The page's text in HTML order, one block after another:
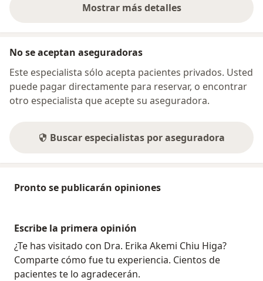
Mostrar más detalles
sobre la dirección
No se aceptan aseguradoras
Este especialista sólo acepta pacientes privados. Usted
puede pagar directamente para reservar, o encontrar
otro especialista que acepte su aseguradora.
Buscar especialistas por aseguradora
Pronto se publicarán opiniones
Escribe la primera opinión
¿Te has visitado con Dra. Erika Akemi Chiu Higa?
Comparte cómo fue tu experiencia. Cientos de
pacientes te lo agradecerán.